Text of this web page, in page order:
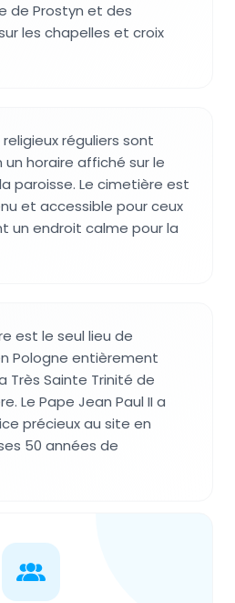
de Prostyn et des
les chapelles et croix
réguliers sont
horaire affiché sur le
paroisse. Le cimetière est
et accessible pour ceux
un endroit calme pour la
est le seul lieu de
Pologne entièrement
Très Sainte Trinité de
Le Pape Jean Paul II a
précieux au site en
50 années de